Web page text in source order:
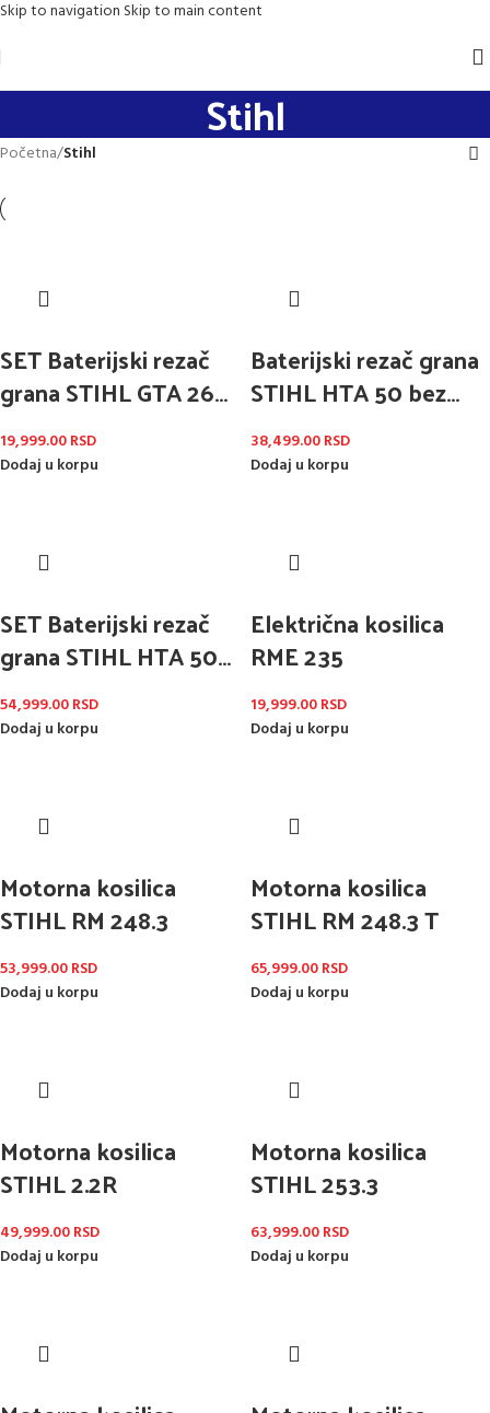
Skip to navigation Skip to main content
Stihl
Početna/Stihl
SET Baterijski rezač
grana STIHL GTA 26
sa baterijom AS2 i
punjačem AL1
19,999.00RSD
Dodaj u korpu
Baterijski rezač grana
STIHL HTA 50 bez
baterije i punjača
38,499.00RSD
Dodaj u korpu
SET Baterijski rezač
grana STIHL HTA 50
sa baterijom AK 20 i
punjačem AL 101
54,999.00RSD
Dodaj u korpu
Električna kosilica
RME 235
19,999.00RSD
Dodaj u korpu
Motorna kosilica
STIHL RM 248.3
53,999.00RSD
Dodaj u korpu
Motorna kosilica
STIHL RM 248.3 T
65,999.00RSD
Dodaj u korpu
Motorna kosilica
STIHL 2.2R
49,999.00RSD
Dodaj u korpu
Motorna kosilica
STIHL 253.3
63,999.00RSD
Dodaj u korpu